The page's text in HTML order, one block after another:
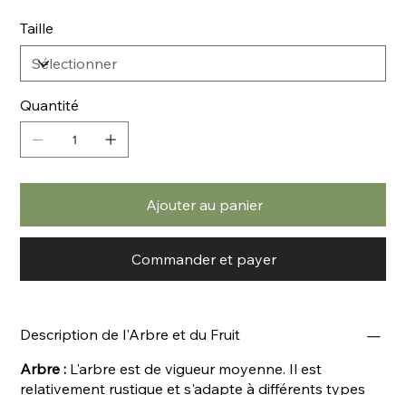
Taille
Quantité
Ajouter au panier
Commander et payer
Description de l'Arbre et du Fruit
Arbre : L'arbre est de vigueur moyenne. Il est
relativement rustique et s'adapte à différents types